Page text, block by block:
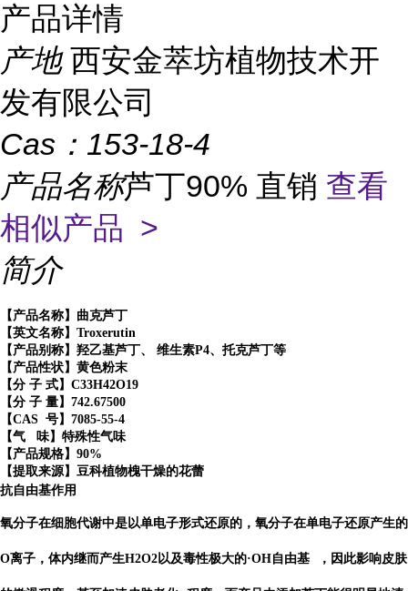
产品详情
产地 西安金萃坊植物技术开
发有限公司
Cas： 153-18-4
产品名称芦丁90% 直销 查看
相似产品 >
简介
【产品名称】曲克芦丁
【英文名称】Troxerutin
【产品别称】羟乙基芦丁、 维生素P4、托克芦丁等
【产品性状】黄色粉末
【分 子 式】C33H42O19
【分 子 量】742.67500
【CAS 号】7085-55-4
【气 味】特殊性气味
【产品规格】90%
【提取来源】豆科植物槐干燥的花蕾
抗自由基作用
氧分子在细胞代谢中是以单电子形式还原的，氧分子在单电子还原产生的
O离子，体内继而产生H2O2以及毒性极大的·OH自由基 ，因此影响皮肤